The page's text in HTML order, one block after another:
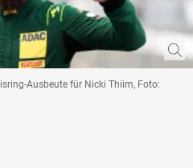
Ausbeute für Nicki Thiim, Foto: